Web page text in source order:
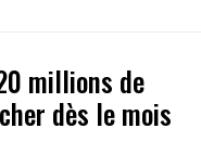
millions de
dès le mois